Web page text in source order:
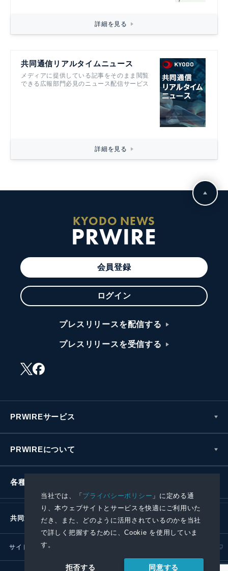
当社では、「プライバシーポリシー 」に定める通
り、本ウェブサイトとサービスを快適にご利用いた
だき、また、どのように活用されているのかを当社
で詳しく把握するために、Cookie を使用していま
す。
拒否する 同意する
詳細を見る
共同通信リアルタイムニュース
メディアに提供している記事をそのまま閲覧
できる広報部門必見のニュース配信サービス
詳細を見る
KYODO NEWS
PRWIRE
会員登録
ログイン
プレスリリースを配信する
プレスリリースを受信する
PRWIREサービス
PRWIREについて
各種お問い合わせ
共同通信社グループ
サイトポリシー